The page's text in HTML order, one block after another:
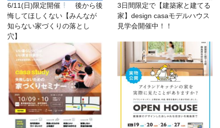
6/11(日)限定開催
後から後
悔してほしくない【みんなが
知らない家づくりの落とし
穴】
3日間限定で【建築家と建てる
家】design casaモデルハウス
見学会開催中！！